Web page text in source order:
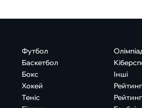
Футбол
Баскетбол
Бокс
Хокей
Теніс
Інші